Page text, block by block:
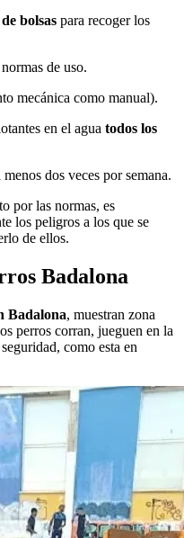
bolsas para recoger los
de uso.
mecánica como manual).
en el agua todos los
dos veces por semana.
por las normas, es
los peligros a los que se
de ellos.
Badalona
Badalona, muestran zona
perros corran, jueguen en la
como esta en